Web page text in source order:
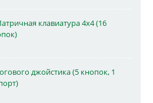
клавиатура 4x4 (16
джойстика (5 кнопок, 1